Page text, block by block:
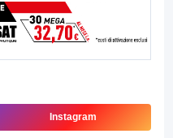
Instagram